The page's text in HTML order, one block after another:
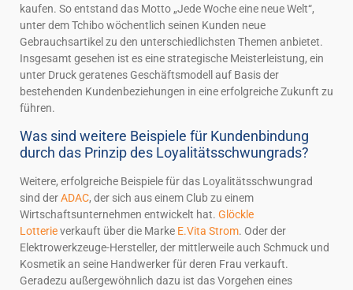
kaufen. So entstand das Motto „Jede Woche eine neue Welt“,
unter dem Tchibo wöchentlich seinen Kunden neue
Gebrauchsartikel zu den unterschiedlichsten Themen anbietet.
Insgesamt gesehen ist es eine strategische Meisterleistung, ein
unter Druck geratenes Geschäftsmodell auf Basis der
bestehenden Kundenbeziehungen in eine erfolgreiche Zukunft zu
führen.
Was sind weitere Beispiele für Kundenbindung
durch das Prinzip des Loyalitätsschwungrads?
Weitere, erfolgreiche Beispiele für das Loyalitätsschwungrad
sind derADAC, der sich aus einem Club zu einem
Wirtschaftsunternehmen entwickelt hat. Glöckle
Lotterieverkauft über die Marke E.Vita Strom. Oder der
Elektrowerkzeuge-Hersteller, der mittlerweile auch Schmuck und
Kosmetik an seine Handwerker für deren Frau verkauft.
Geradezu außergewöhnlich dazu ist das Vorgehen eines